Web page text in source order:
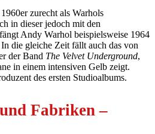
zurecht als Warhols
in dieser jedoch mit den
Andy Warhol beispielsweise 1964
die gleiche Zeit fällt auch das von
der Band The Velvet Underground,
in einem intensiven Gelb zeigt.
des ersten Studioalbums.
Fabriken –